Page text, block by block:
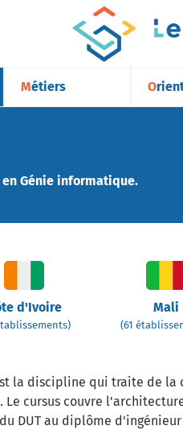
Métiers
Génie informatique.
d'Ivoire Mali
(61
la discipline qui traite de
cursus couvre
DUT au diplôme